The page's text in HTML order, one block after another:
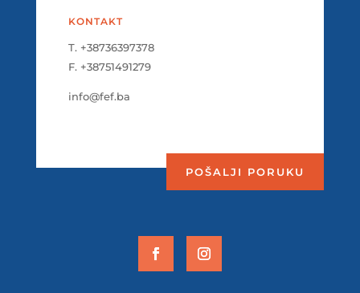
KONTAKT
T. +38736397378
F. +38751491279
info@fef.ba
POŠALJI PORUKU